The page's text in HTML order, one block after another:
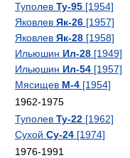
Туполев Ту-95 [1954]
Яковлев Як-26 [1957]
Яковлев Як-28 [1958]
Ильюшин Ил-28 [1949]
Ильюшин Ил-54 [1957]
Мясищев М-4 [1954]
1962-1975
Туполев Ту-22 [1962]
Сухой Су-24 [1974]
1976-1991